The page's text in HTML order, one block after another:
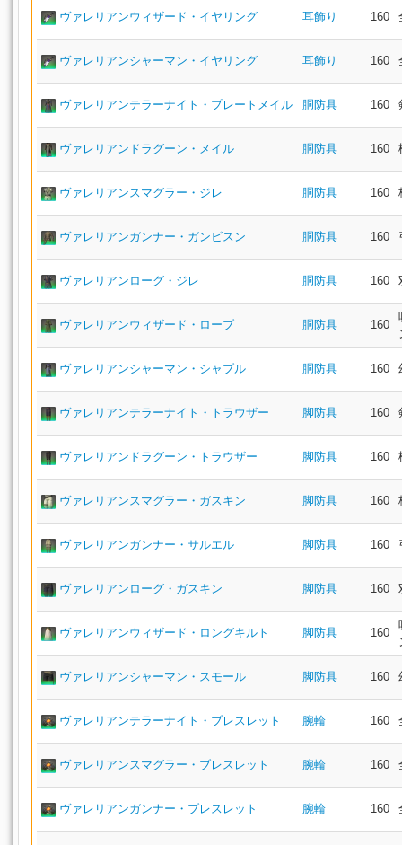
ヴァレリアンウィザード・イヤリング 耳飾り 160
ヴァレリアンシャーマン・イヤリング 耳飾り 160
ヴァレリアンテラーナイト・プレートメイル 胴防具 160
ヴァレリアンドラグーン・メイル 胴防具 160
ヴァレリアンスマグラー・ジレ 胴防具 160
ヴァレリアンガンナー・ガンビスン 胴防具 160
ヴァレリアンローグ・ジレ 胴防具 160
ヴァレリアンウィザード・ローブ 胴防具 160
ヴァレリアンシャーマン・シャブル 胴防具 160
ヴァレリアンテラーナイト・トラウザー 脚防具 160
ヴァレリアンドラグーン・トラウザー 脚防具 160
ヴァレリアンスマグラー・ガスキン 脚防具 160
ヴァレリアンガンナー・サルエル 脚防具 160
ヴァレリアンローグ・ガスキン 脚防具 160
ヴァレリアンウィザード・ロングキルト 脚防具 160
ヴァレリアンシャーマン・スモール 脚防具 160
ヴァレリアンテラーナイト・ブレスレット 腕輪 160
ヴァレリアンスマグラー・ブレスレット 腕輪 160
ヴァレリアンガンナー・ブレスレット 腕輪 160